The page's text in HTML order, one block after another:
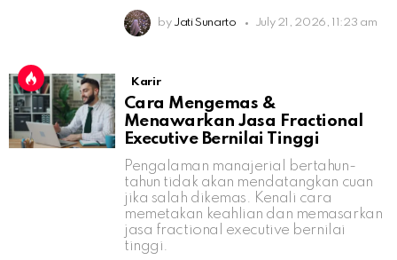
by Jati Sunarto July 21, 2026, 11:23 am
Karir
Cara Mengemas &
Menawarkan Jasa Fractional
Executive Bernilai Tinggi
Pengalaman manajerial bertahun-
tahun tidak akan mendatangkan cuan
jika salah dikemas. Kenali cara
memetakan keahlian dan memasarkan
jasa fractional executive bernilai
tinggi.